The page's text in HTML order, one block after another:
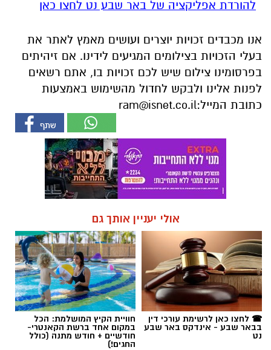
להורדת אפליקציה של באר שבע נט לחצו כאן
אנו מכבדים זכויות יוצרים ועושים מאמץ לאתר את
בעלי הזכויות בצילומים המגיעים לידינו. אם זיהיתים
בפרסומינו צילום שיש לכם זכויות בו, אתם רשאים
לפנות אלינו ולבקש לחדול מהשימוש באמצעות
כתובת המייל:ram@isnet.co.il
אולי יעניין אותך גם
☎ לחצו כאן לרשימת עורכי דין
בבאר שבע - אינדקס באר שבע
נט
חוויית הקיץ המושלמת: הכל
במקום אחד ברשת הקאנטרי-
חודשיים + חודש מתנה (כולל
החגים!)